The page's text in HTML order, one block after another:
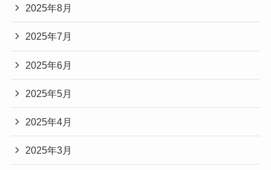
2025年8月
2025年7月
2025年6月
2025年5月
2025年4月
2025年3月